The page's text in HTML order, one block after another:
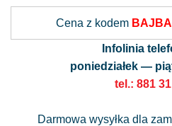
Cena z kodem
Infolinia
poniedziałek —
tel.: 881
Darmowa wysyłka dla